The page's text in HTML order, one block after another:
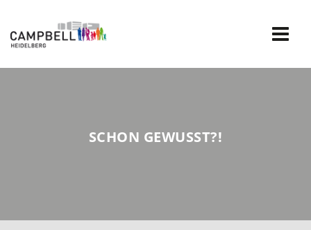
content
SCHON GEWUSST?!